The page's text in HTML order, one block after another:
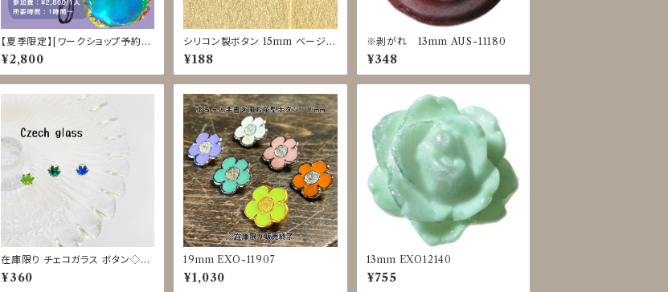
【夏季限定】[ワークショップ予約申
込] PVCステッチバッグ クラフト体
験 8/3-8、8/25-28
¥2,800
シリコン製ボタン 15mm ベージ
ュ/カーキ/ネイビー/ブラック JIR-
0049
¥188
※剥がれ 13mm AUS-11180
¥348
在庫限り チェコガラス ボタン◇9
mm
¥360
19mm EXO-11907
¥1,030
13mm EXO12140
¥755